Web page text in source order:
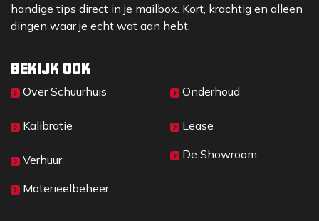
handige tips direct in je mailbox. Kort, krachtig en alleen
dingen waar je echt wat aan hebt.
Bekijk ook
Over Sc​huurhuis
Kalibratie
Verhuur
Materieelbeheer
Onderhoud
Lease
De Showroom